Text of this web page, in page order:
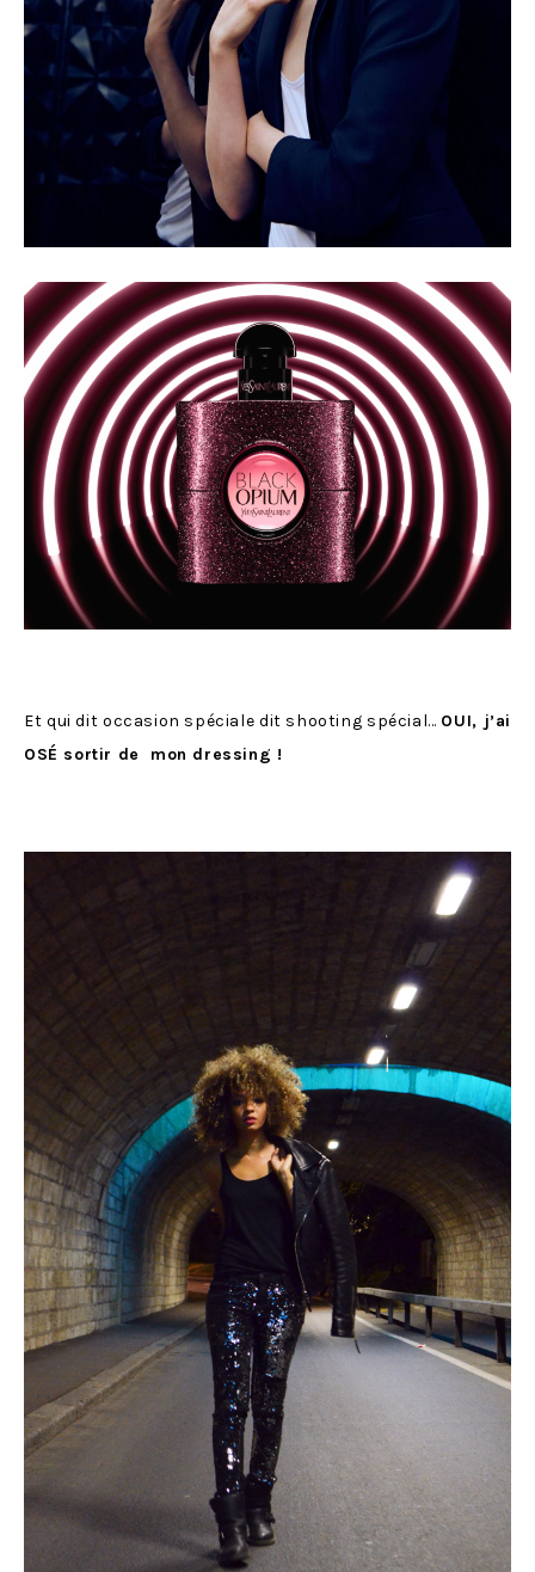
Et qui dit occasion spéciale dit shooting spécial… OUI, j’ai
OSÉ sortir de mon dressing !